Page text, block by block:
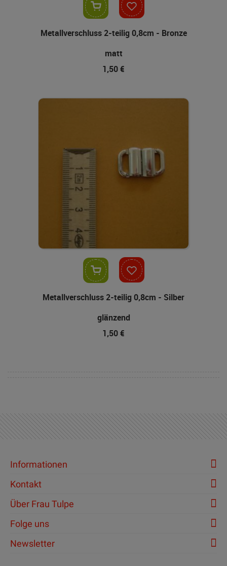
Metallverschluss 2-teilig 0,8cm - Bronze
matt
1,50 €
Metallverschluss 2-teilig 0,8cm - Silber
glänzend
1,50 €
Informationen
Kontakt
Über Frau Tulpe
Folge uns
Newsletter